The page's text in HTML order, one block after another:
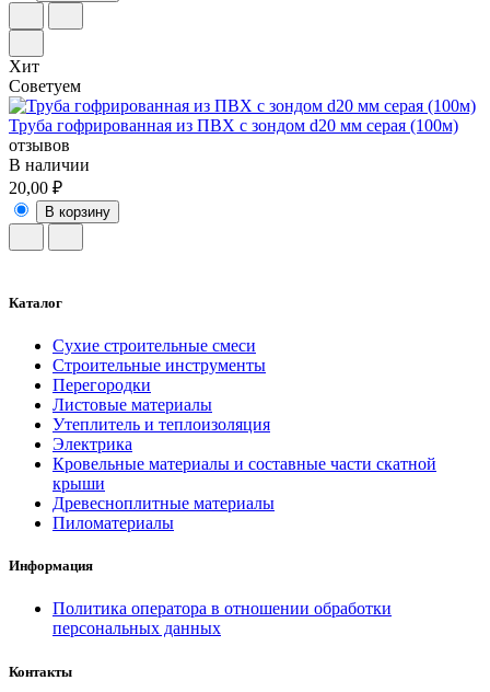
Хит
Советуем
Труба гофрированная из ПВХ с зондом d20 мм серая (100м)
отзывов
В наличии
20,00 ₽
В корзину
Каталог
Сухие строительные смеси
Строительные инструменты
Перегородки
Листовые материалы
Утеплитель и теплоизоляция
Электрика
Кровельные материалы и составные части скатной
крыши
Древесноплитные материалы
Пиломатериалы
Информация
Политика оператора в отношении обработки
персональных данных
Контакты